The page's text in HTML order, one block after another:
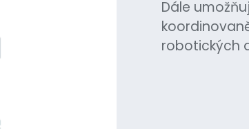
Dále
robotických